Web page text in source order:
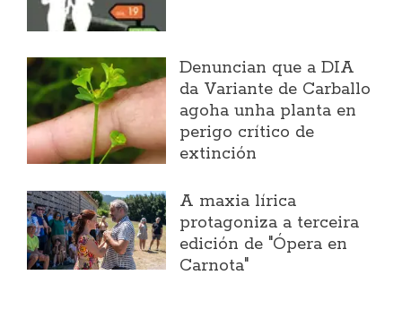
Denuncian que a DIA
da Variante de Carballo
agoha unha planta en
perigo crítico de
extinción
A maxia lírica
protagoniza a terceira
edición de "Ópera en
Carnota"